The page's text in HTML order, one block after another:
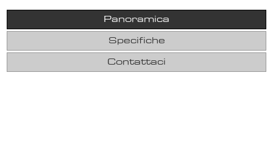
Panoramica
Specifiche
Contattaci